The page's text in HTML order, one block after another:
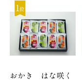
おかき はな咲く